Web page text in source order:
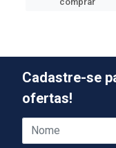
Cadastre-se
ofertas!